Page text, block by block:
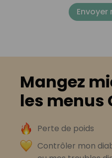
Envoyer
Mangez
les menus
Perte de poids
Contrôler mon